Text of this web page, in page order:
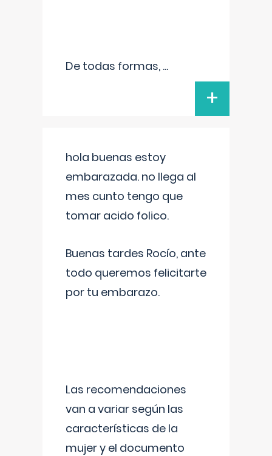
De todas formas, ...
+
hola buenas estoy
embarazada. no llega al
mes cunto tengo que
tomar acido folico.
Buenas tardes Rocío, ante
todo queremos felicitarte
por tu embarazo.
Las recomendaciones
van a variar según las
características de la
mujer y el documento